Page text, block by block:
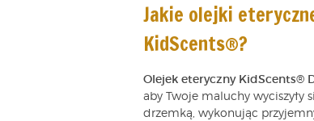
Jakie olejki
KidScents®?
Olejek eteryczny KidScents®
aby Twoje maluchy wyciszyły
drzemką, wykonując